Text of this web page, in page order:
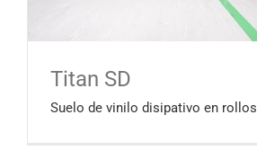
Titan SD
Suelo de vinilo disipativo en rollos